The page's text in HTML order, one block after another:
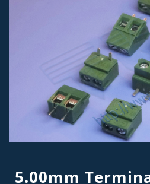
5.00mm